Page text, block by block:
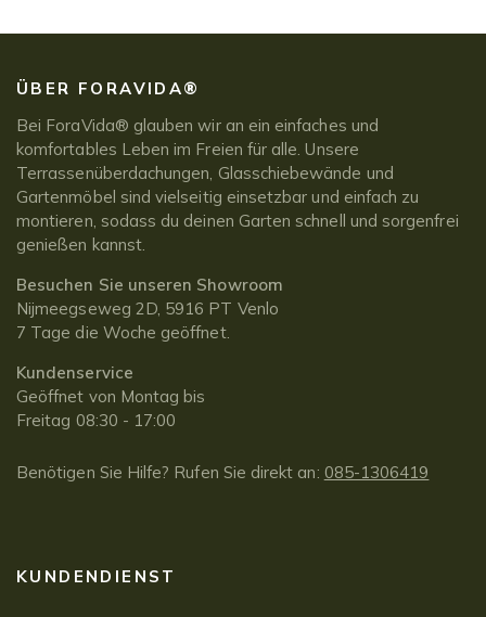
ÜBER FORAVIDA®
Bei ForaVida® glauben wir an ein einfaches und
komfortables Leben im Freien für alle. Unsere
Terrassenüberdachungen, Glasschiebewände und
Gartenmöbel sind vielseitig einsetzbar und einfach zu
montieren, sodass du deinen Garten schnell und sorgenfrei
genießen kannst.
Besuchen Sie unseren Showroom
Nijmeegseweg 2D, 5916 PT Venlo
7 Tage die Woche geöffnet.
Kundenservice
Geöffnet von Montag bis
Freitag 08:30 - 17:00
Benötigen Sie Hilfe? Rufen Sie direkt an: 085-1306419
KUNDENDIENST